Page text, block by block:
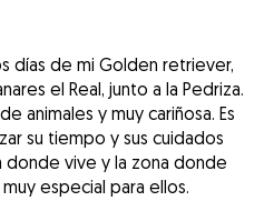
días de mi Golden retriever,
el Real, junto a la Pedriza.
animales y muy cariñosa. Es
su tiempo y sus cuidados
donde vive y la zona donde
especial para ellos.